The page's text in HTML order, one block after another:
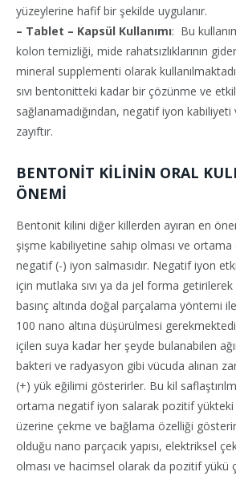
yüzeylerine hafif bir şekilde uygulanır.
– Tablet – Kapsül Kullanımı: Bu
kolon temizliği, mide rahatsızlıklarının
mineral supplementi olarak
sıvı bentonitteki kadar bir çözünme ve
sağlanamadığından, negatif iyon
zayıftır.
BENTONİT KİLİNİN ORAL
ÖNEMİ
Bentonit kilini diğer killerden ayıran en
şişme kabiliyetine sahip olması ve
negatif (-) iyon salmasıdır. Negatif iyon
için mutlaka sıvı ya da jel forma
basınç altında doğal parçalama yöntemi
100 nano altına düşürülmesi
içilen suya kadar her şeyde bulanabilen
bakteri ve radyasyon gibi vücuda alınan
(+) yük eğilimi gösterirler. Bu kil
ortama negatif iyon salarak pozitif yükteki
üzerine çekme ve bağlama özelliği
olduğu nano parçacık yapısı, elektriksel
olması ve hacimsel olarak da pozitif yükü